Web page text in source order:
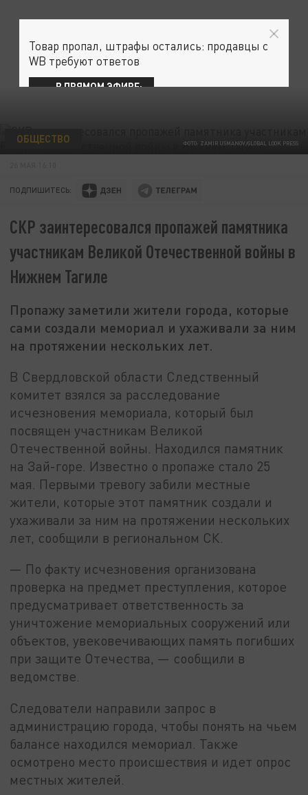
ФОТО: ZAMIR USMANOV/GLOBAL LOOK PRESS
ОБЩЕСТВО
ПОДПИШИТЕСЬ:
СКР заинтересовался пропажей памятника
участникам Великой Отечественной войны в
Нижнем Тагиле
Пропажу заметили жители города, которые
сами создали мемориал и ухаживали за ним
на протяжении нескольких лет.
В Свердловской области Следственный
комитет взялся за расследование
исчезновения мемориала, который был
посвящен участникам Великой
Отечественной войны. Находился памятник
на Зай-горе. Известно о пропаже стало 25
мая. Первыми тревогу забили местные
жители, которые этот памятник создали и
ухаживали за ним на протяжении нескольких
лет, сообщили в региональном СК.
— По факту исчезновения организована
проверка на предмет преступления, которое
предусматривает ответственность за
уничтожение мемориальных сооружений или
объектов, увековечивающих память погибших
при защите Отечества, — сообщили в
ведомстве.
Следователи направили запрос в
администрацию города, чтобы понять на чьем
балансе находился мемориал. Также
осмотрено место происшествия и идет опрос
местных жителей.
Товар пропал, штрафы остались: продавцы с
WB требуют ответов
В ПРЯМОМ ЭФИРЕ: